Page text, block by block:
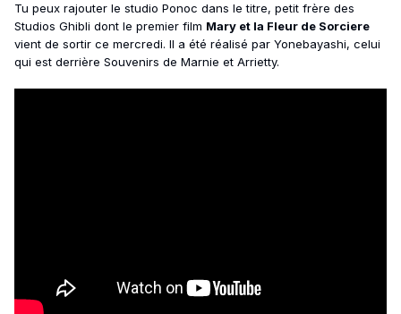
Tu peux rajouter le studio Ponoc dans le titre, petit frère des
Studios Ghibli dont le premier film Mary et la Fleur de Sorciere
vient de sortir ce mercredi. Il a été réalisé par Yonebayashi, celui
qui est derrière Souvenirs de Marnie et Arrietty.